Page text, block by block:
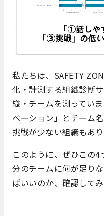
私たちは、SAFETY
化・計測する組織診断
織・チームを測ってい
ベーション」とチーム
挑戦が少ない組織もあり
このように、ぜひこの
分のチームに何が足り
ばいいのか、確認して